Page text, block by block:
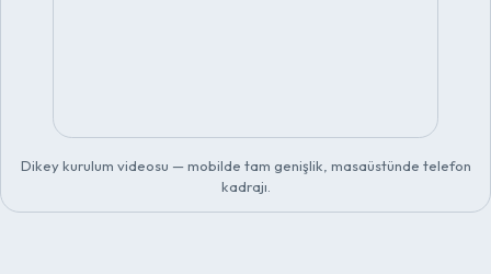
Dikey kurulum videosu — mobilde tam genişlik, masaüstünde telefon
kadrajı.